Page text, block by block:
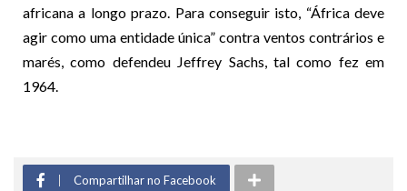
africana a longo prazo. Para conseguir isto, “África deve
agir como uma entidade única” contra ventos contrários e
marés, como defendeu Jeffrey Sachs, tal como fez em
1964.
Compartilhar no Facebook